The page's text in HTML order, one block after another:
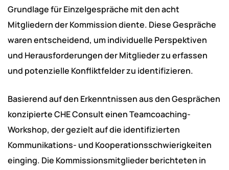
Grundlage für Einzelgespräche mit den acht
Mitgliedern der Kommission diente. Diese Gespräche
waren entscheidend, um individuelle Perspektiven
und Herausforderungen der Mitglieder zu erfassen
und potenzielle Konfliktfelder zu identifizieren.
Basierend auf den Erkenntnissen aus den Gesprächen
konzipierte CHE Consult einen Teamcoaching-
Workshop, der gezielt auf die identifizierten
Kommunikations- und Kooperationsschwierigkeiten
einging. Die Kommissionsmitglieder berichteten in